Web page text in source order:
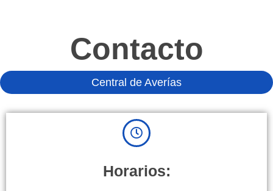
Contacto
Central de Averías
Horarios: